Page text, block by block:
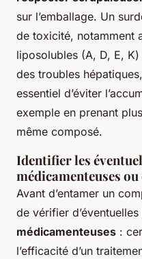
sur l’emballage. Un
de toxicité, notamment
liposolubles (A, D, E,
des troubles
essentiel d’éviter
exemple en prenant
même composé.
Identifier les
médicamenteuses
Avant d’entamer un
de vérifier d’éventuelles
médicamenteuses :
l’efficacité d’un